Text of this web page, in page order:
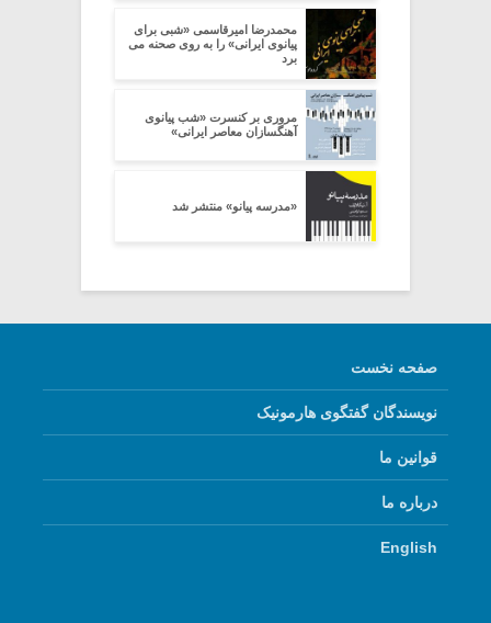
محمدرضا امیرقاسمی «شبی برای
پیانوی ایرانی» را به روی صحنه می
برد
مروری بر کنسرت «شب پیانوی
آهنگسازان معاصر ایرانی»
«مدرسه پیانو» منتشر شد
صفحه نخست
نویسندگان گفتگوی هارمونیک
قوانین ما
درباره ما
English